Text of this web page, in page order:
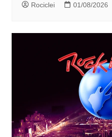
Rociclei 01/08/2026